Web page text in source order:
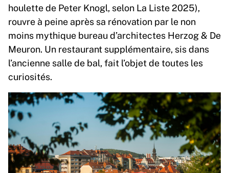
houlette de Peter Knogl, selon La Liste 2025),
rouvre à peine après sa rénovation par le non
moins mythique bureau d’architectes Herzog & De
Meuron. Un restaurant supplémentaire, sis dans
l’ancienne salle de bal, fait l’objet de toutes les
curiosités.